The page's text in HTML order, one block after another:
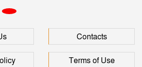
দুইজনের মৃত্যু, হাসপাতালে ৩ শতাধিক
Contacts
Terms of Use